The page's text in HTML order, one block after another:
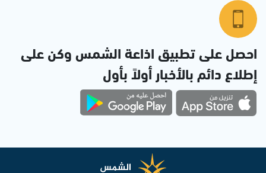
احصل على تطبيق اذاعة الشمس وكن على
إطلاع دائم بالأخبار أولاً بأول